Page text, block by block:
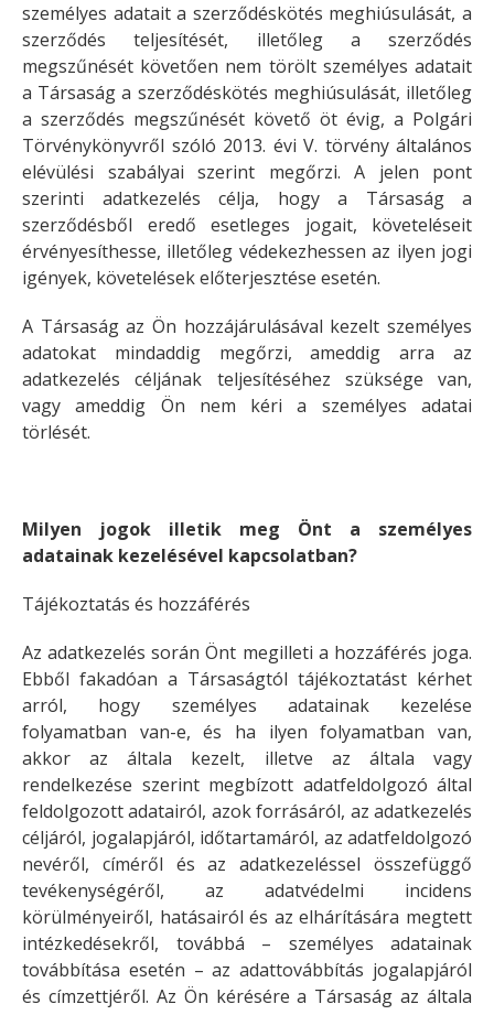
személyes adatait a szerződéskötés meghiúsulását, a
szerződés teljesítését, illetőleg a szerződés
megszűnését követően nem törölt személyes adatait
a Társaság a szerződéskötés meghiúsulását, illetőleg
a szerződés megszűnését követő öt évig, a Polgári
Törvénykönyvről szóló 2013. évi V. törvény általános
elévülési szabályai szerint megőrzi. A jelen pont
szerinti adatkezelés célja, hogy a Társaság a
szerződésből eredő esetleges jogait, követeléseit
érvényesíthesse, illetőleg védekezhessen az ilyen jogi
igények, követelések előterjesztése esetén.
A Társaság az Ön hozzájárulásával kezelt személyes
adatokat mindaddig megőrzi, ameddig arra az
adatkezelés céljának teljesítéséhez szüksége van,
vagy ameddig Ön nem kéri a személyes adatai
törlését.
Milyen jogok illetik meg Önt a személyes
adatainak kezelésével kapcsolatban?
Tájékoztatás és hozzáférés
Az adatkezelés során Önt megilleti a hozzáférés joga.
Ebből fakadóan a Társaságtól tájékoztatást kérhet
arról, hogy személyes adatainak kezelése
folyamatban van-e, és ha ilyen folyamatban van,
akkor az általa kezelt, illetve az általa vagy
rendelkezése szerint megbízott adatfeldolgozó által
feldolgozott adatairól, azok forrásáról, az adatkezelés
céljáról, jogalapjáról, időtartamáról, az adatfeldolgozó
nevéről, címéről és az adatkezeléssel összefüggő
tevékenységéről, az adatvédelmi incidens
körülményeiről, hatásairól és az elhárítására megtett
intézkedésekről, továbbá – személyes adatainak
továbbítása esetén – az adattovábbítás jogalapjáról
és címzettjéről. Az Ön kérésére a Társaság az általa